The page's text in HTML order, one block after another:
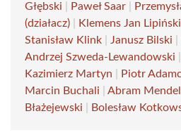
Głębski
Paweł Saar
(działacz)
Klemens Jan Lipiński
Stanisław Klink
Janusz Bilski
Andrzej Szweda-Lewandowski
Kazimierz Martyn
Piotr
Marcin Buchali
Abram
Błażejewski
Bolesław